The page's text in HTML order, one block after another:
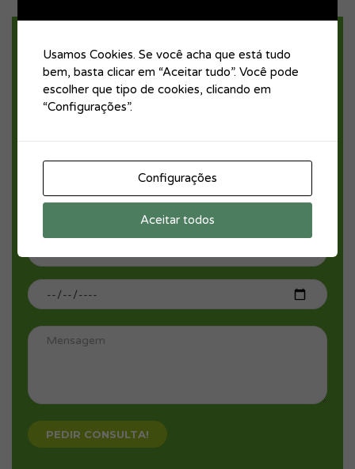
Contacto rápido
Usamos Cookies. Se você acha que está tudo
bem, basta clicar em “Aceitar tudo”. Você pode
escolher que tipo de cookies, clicando em
“Configurações”.
Configurações
Aceitar todos